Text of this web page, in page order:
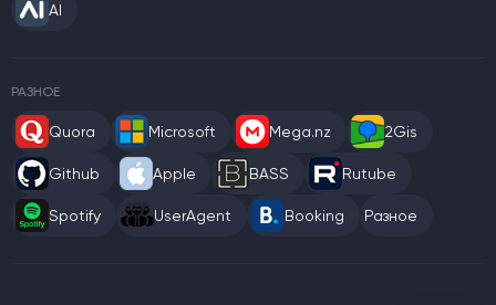
AI
РАЗНОЕ
Quora Microsoft Mega.nz 2Gis
Github Apple BASS Rutube
Spotify UserAgent Booking Разное